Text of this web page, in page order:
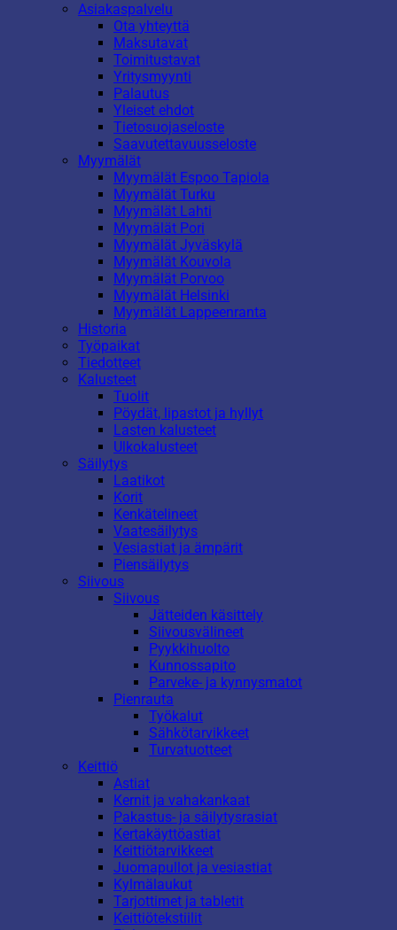
Asiakaspalvelu
Ota yhteyttä
Maksutavat
Toimitustavat
Yritysmyynti
Palautus
Yleiset ehdot
Tietosuojaseloste
Saavutettavuusseloste
Myymälät
Myymälät Espoo Tapiola
Myymälät Turku
Myymälät Lahti
Myymälät Pori
Myymälät Jyväskylä
Myymälät Kouvola
Myymälät Porvoo
Myymälät Helsinki
Myymälät Lappeenranta
Historia
Työpaikat
Tiedotteet
Kalusteet
Tuolit
Pöydät, lipastot ja hyllyt
Lasten kalusteet
Ulkokalusteet
Säilytys
Laatikot
Korit
Kenkätelineet
Vaatesäilytys
Vesiastiat ja ämpärit
Piensäilytys
Siivous
Siivous
Jätteiden käsittely
Siivousvälineet
Pyykkihuolto
Kunnossapito
Parveke- ja kynnysmatot
Pienrauta
Työkalut
Sähkötarvikkeet
Turvatuotteet
Keittiö
Astiat
Kernit ja vahakankaat
Pakastus- ja säilytysrasiat
Kertakäyttöastiat
Keittiötarvikkeet
Juomapullot ja vesiastiat
Kylmälaukut
Tarjottimet ja tabletit
Keittiötekstiilit